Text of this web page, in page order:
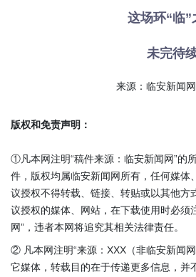
这场环“临”
未完待
来源：临安新
版权和免责声明：
①凡本网注明“稿件来源：临安新闻网”的
件，版权均属临安新闻网所有，任何媒体
议授权不得转载、链接、转贴或以其他方
议授权的媒体、网站，在下载使用时必须
网”，违者本网将追究其相关法律责任。
② 凡本网注明“来源：XXX（非临安新闻
它媒体，转载目的在于传递更多信息，并